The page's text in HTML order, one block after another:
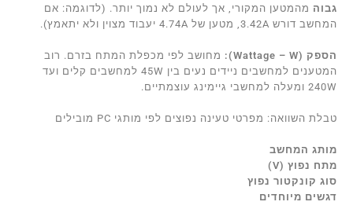
גבוה מהמטען המקורי, אך לעולם לא נמוך יותר. (לדוגמה: אם
המחשב דורש 3.42A, מטען של 4.74A יעבוד מצוין ולא יתאמץ).
הספק (Wattage – W):
מחושב לפי מכפלת המתח בזרם. רוב
המטענים למחשבים ניידים נעים בין 45W למחשבים קלים ועד
240W ומעלה למחשבי גיימינג עוצמתיים.
טבלת השוואה: מפרטי טעינה נפוצים לפי מותגי PC מובילים
מותג המחשב
מתח נפוץ (V)
סוג קונקטור נפוץ
דגשים מיוחדים